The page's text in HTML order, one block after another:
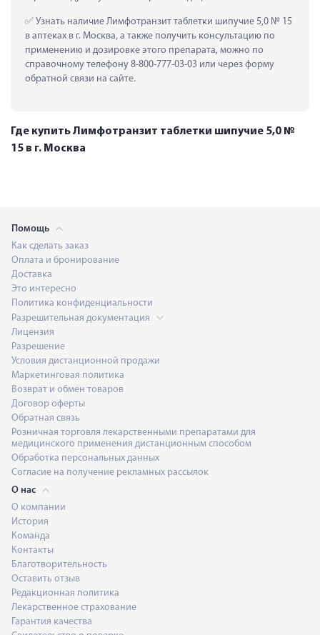
Узнать наличие Лимфотранзит таблетки шипучие 5,0 № 15
в аптеках в г. Москва, а также получить консультацию по
применению и дозировке этого препарата, можно по
справочному телефону 8-800-777-03-03 или через форму
обратной связи на сайте.
Где купить Лимфотранзит таблетки шипучие 5,0 №
15 в г. Москва
Помощь
Как сделать заказ
Оплата и бронирование
Доставка
Это интересно
Политика конфиденциальности
Разрешительная документация
Лицензия
Разрешение
Условия дистанционной продажи
Маркетинговая политика
Возврат и обмен товаров
Договор оферты
Обратная связь
Розничная торговля лекарственными препаратами для
медицинского применения дистанционным способом
Обработка персональных данных
Согласие на получение рекламных рассылок
О нас
О компании
История
Команда
Контакты
Благотворительность
Оставить отзыв
Редакционная политика
Лекарственное страхование
Гарантия качества